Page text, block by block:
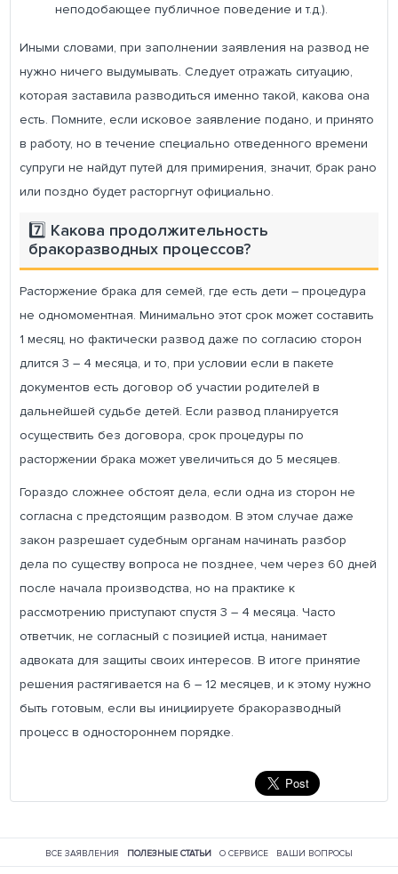
неподобающее публичное поведение и т.д.).
Иными словами, при заполнении заявления на развод не
нужно ничего выдумывать. Следует отражать ситуацию,
которая заставила разводиться именно такой, какова она
есть. Помните, если исковое заявление подано, и принято
в работу, но в течение специально отведенного времени
супруги не найдут путей для примирения, значит, брак рано
или поздно будет расторгнут официально.
7️⃣ Какова продолжительность
бракоразводных процессов?
Расторжение брака для семей, где есть дети – процедура
не одномоментная. Минимально этот срок может составить
1 месяц, но фактически развод даже по согласию сторон
длится 3 – 4 месяца, и то, при условии если в пакете
документов есть договор об участии родителей в
дальнейшей судьбе детей. Если развод планируется
осуществить без договора, срок процедуры по
расторжении брака может увеличиться до 5 месяцев.
Гораздо сложнее обстоят дела, если одна из сторон не
согласна с предстоящим разводом. В этом случае даже
закон разрешает судебным органам начинать разбор
дела по существу вопроса не позднее, чем через 60 дней
после начала производства, но на практике к
рассмотрению приступают спустя 3 – 4 месяца. Часто
ответчик, не согласный с позицией истца, нанимает
адвоката для защиты своих интересов. В итоге принятие
решения растягивается на 6 – 12 месяцев, и к этому нужно
быть готовым, если вы инициируете бракоразводный
процесс в одностороннем порядке.
ВСЕ ЗАЯВЛЕНИЯ ПОЛЕЗНЫЕ СТАТЬИ О СЕРВИСЕ ВАШИ ВОПРОСЫ